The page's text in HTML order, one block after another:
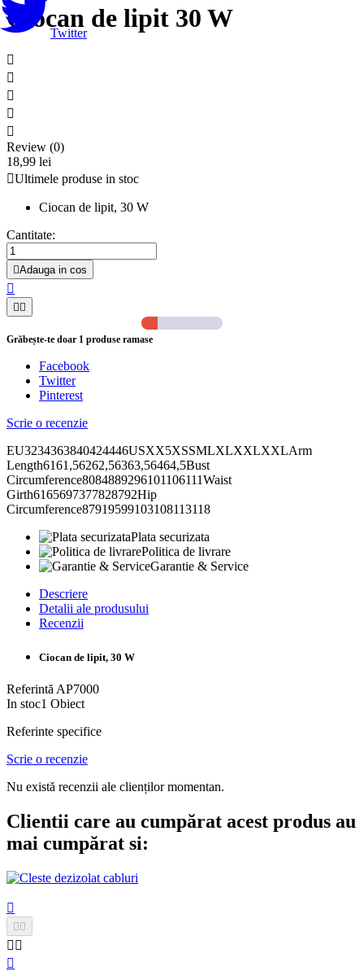
Ciocan de lipit 30 W





Review (0)
18,99 lei
Ultimele produse in stoc
Ciocan de lipit, 30 W
Cantitate:
Adauga in cos

 
Grăbește-te doar 1 produse ramase
Facebook
Twitter
Pinterest
Scrie o recenzie
EU3234363840424446USXX5XSSMLXLXXLXXLArm
Length6161,56262,56363,56464,5Bust
Circumference8084889296101106111Waist
Girth6165697377828792Hip
Circumference87919599103108113118
Plata securizata
Politica de livrare
Garantie & Service
Descriere
Detalii ale produsului
Recenzii
Ciocan de lipit, 30 W
Referintă AP7000
In stoc1 Obiect
Referinte specifice
Scrie o recenzie
Nu există recenzii ale clienților momentan.
Clientii care au cumpărat acest produs au
mai cumpărat si:


 

Twitter